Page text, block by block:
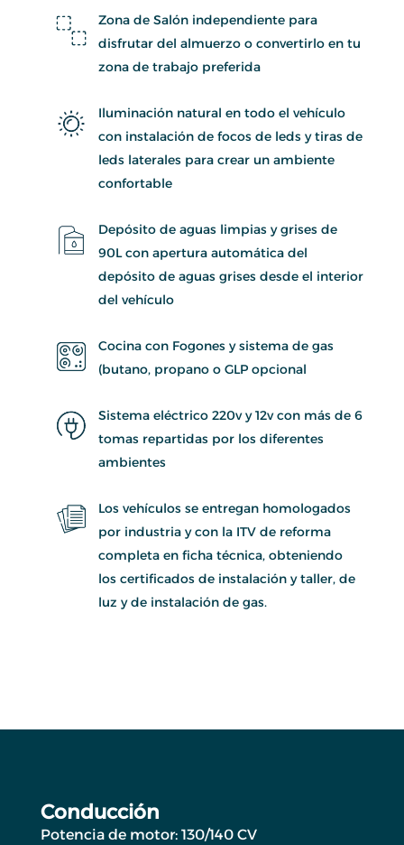
Zona de Salón independiente para
disfrutar del almuerzo o convertirlo en tu
zona de trabajo preferida
Iluminación natural en todo el vehículo
con instalación de focos de leds y tiras de
leds laterales para crear un ambiente
confortable
Depósito de aguas limpias y grises de
90L con apertura automática del
depósito de aguas grises desde el interior
del vehículo
Cocina con Fogones y sistema de gas
(butano, propano o GLP opcional
Sistema eléctrico 220v y 12v con más de 6
tomas repartidas por los diferentes
ambientes
Los vehículos se entregan homologados
por industria y con la ITV de reforma
completa en ficha técnica, obteniendo
los certificados de instalación y taller, de
luz y de instalación de gas.
Conducción
Potencia de motor: 130/140 CV